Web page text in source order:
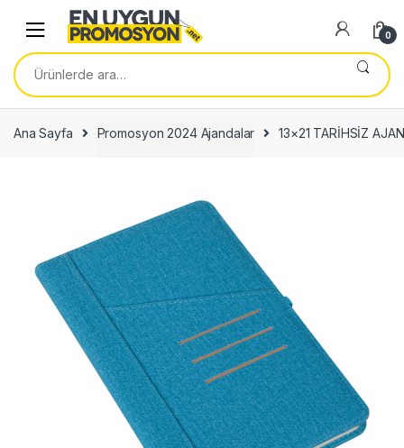
navigation
content
0
Ara:
Ana Sayfa Promosyon 2024 Ajandalar 13×21 TARİHSİZ